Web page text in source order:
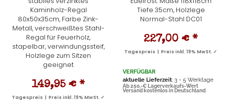
Kaminholz-Regal
80x50x35cm, Farbe Zink-
Metall, verschweißtes Stahl-
Regal für Feuerholz,
stapelbar, verwindungssteif,
Holzlege zum Sitzen
geeignet
149,95 € *
Tagespreis | Preis inkl. 19% MwSt. ✓
Tiefe 35cm, Holzlege
Normal-Stahl DC01
227,00 € *
Tagespreis | Preis inkl. 19% MwSt. ✓
VERFÜGBAR
aktuelle Lieferzeit: 3 - 5 Werktage
Ab 250,-€ Lagerverkaufs-Wert
Versand kostenlos in Deutschland